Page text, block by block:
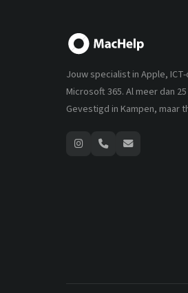
Jouw specialist in Apple,
Microsoft 365. Al meer dan
Gevestigd in Kampen, maar